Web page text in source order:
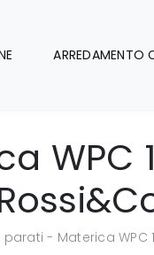
ARREDAMENTO
WPC
parati - Materica WPC